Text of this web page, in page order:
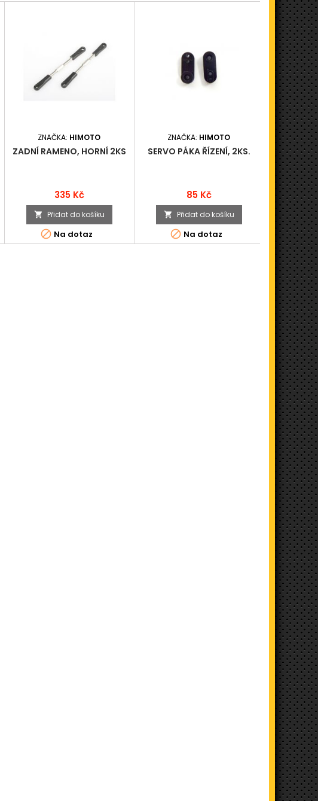
ZNAČKA: HIMOTO
ZADNÍ RAMENO, HORNÍ 2KS
Cena
335 Kč
 Přidat do košíku
 Na dotaz
ZNAČKA: HIMOTO
SERVO PÁKA ŘÍZENÍ, 2KS.
Cena
85 Kč
 Přidat do košíku
 Na dotaz
DRŽÁK

